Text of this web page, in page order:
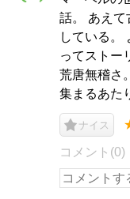
話。 あえて
している。
ってストー
荒唐無稽さ
集まるあた
ナイス
コメント(0)